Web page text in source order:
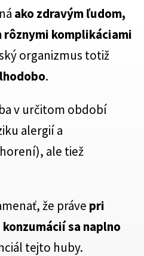
ako zdravým ľudom,
komplikáciami
organizmus totiž
.
v určitom období
alergií a
ale tiež
že práve pri
sa naplno
tejto huby.